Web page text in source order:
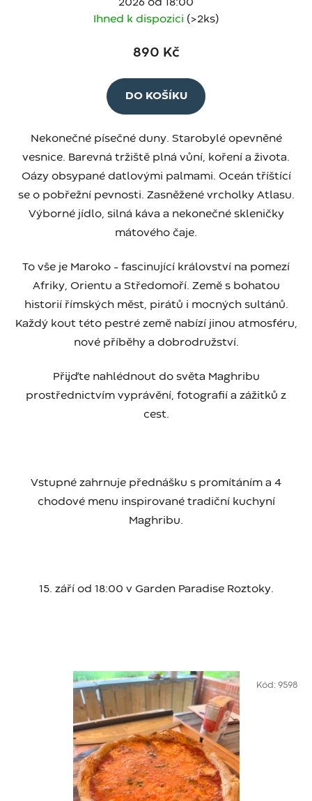
2026 od 18:00
Ihned k dispozici (>2 ks)
890 Kč
DO KOŠÍKU
Nekonečné písečné duny. Starobylé opevněné
vesnice. Barevná tržiště plná vůní, koření a života.
Oázy obsypané datlovými palmami. Oceán tříštící
se o pobřežní pevnosti. Zasněžené vrcholky Atlasu.
Výborné jídlo, silná káva a nekonečné skleničky
mátového čaje.
To vše je Maroko – fascinující království na pomezí
Afriky, Orientu a Středomoří. Země s bohatou
historií římských měst, pirátů i mocných sultánů.
Každý kout této pestré země nabízí jinou atmosféru,
nové příběhy a dobrodružství.
Přijďte nahlédnout do světa Maghribu
prostřednictvím vyprávění, fotografií a zážitků z
cest.
Vstupné zahrnuje přednášku s promítáním a 4
chodové menu inspirované tradiční kuchyní
Maghribu.
15. září od 18:00 v Garden Paradise Roztoky.
Kód: 9598